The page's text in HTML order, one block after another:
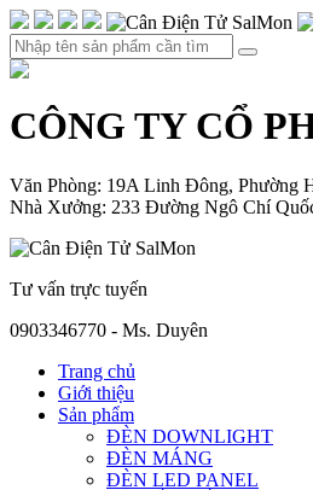
CÔNG TY CỔ
Văn Phòng: 19A Linh Đông, Phường
Nhà Xưởng: 233 Đường Ngô Chí
Tư vấn trực tuyến
0903346770 - Ms. Duyên
Trang chủ
Giới thiệu
Sản phẩm
ĐÈN DOWNLIGHT
ĐÈN MÁNG
ĐÈN LED PANEL